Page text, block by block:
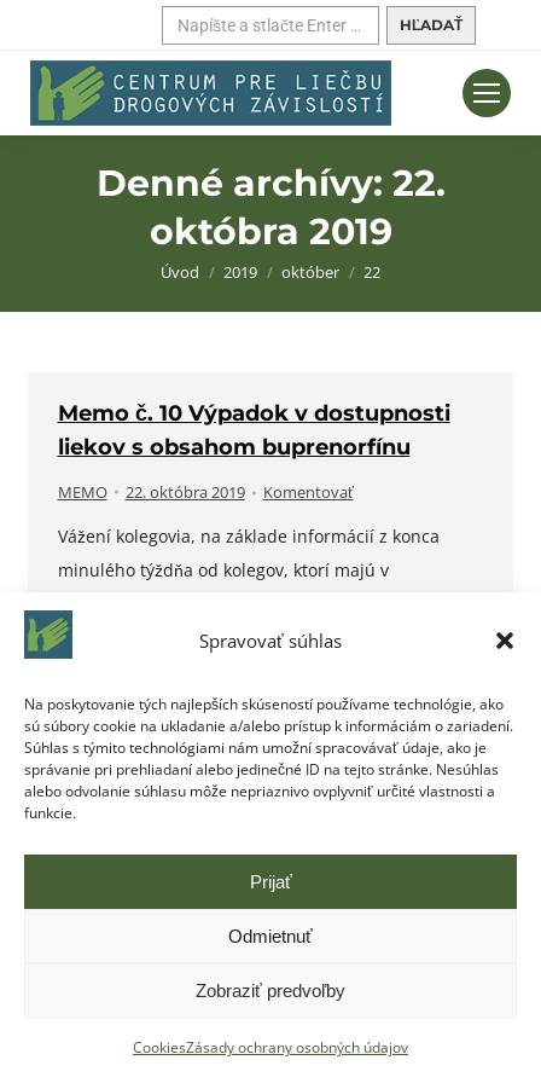
Spravovať súhlas
Na poskytovanie tých najlepších skúseností používame technológie, ako
sú súbory cookie na ukladanie a/alebo prístup k informáciám o zariadení.
Súhlas s týmito technológiami nám umožní spracovávať údaje, ako je
správanie pri prehliadaní alebo jedinečné ID na tejto stránke. Nesúhlas
alebo odvolanie súhlasu môže nepriaznivo ovplyvniť určité vlastnosti a
funkcie.
Prijať
Odmietnuť
Zobraziť predvoľby
CookiesZásady ochrany osobných údajov
Hľadať:
Denné archívy: 22.
októbra 2019
Nachádzate sa tu:
Úvod 2019 október 22
Memo č. 10 Výpadok v dostupnosti
liekov s obsahom buprenorfínu
MEMO 22. októbra 2019 Komentovať
Vážení kolegovia, na základe informácií z konca
minulého týždňa od kolegov, ktorí majú v
obsahom buprenorfínu (Suboxon, Bupensan Duo) je
nepotvrdených informácií by sa mohla situácia
zlepšiť až niekedy v druhej polovici novembra 2019.
O situácii so žiadosťou o pomoc…
Copyright © Centrum pre liečbu drogových závislostí Bratislava |